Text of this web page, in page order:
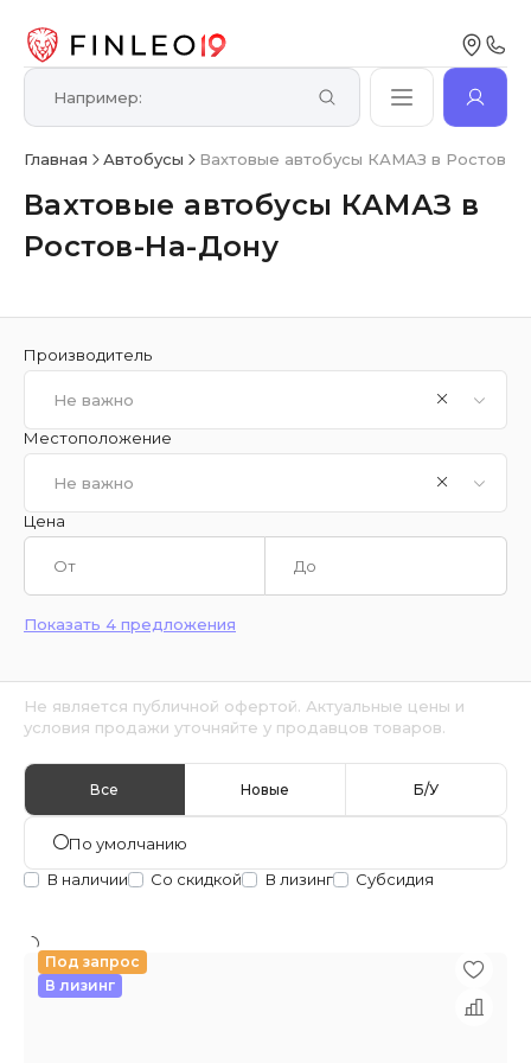
Главная Автобусы Вахтовые автобусы КАМАЗ в Ростов-
Вахтовые автобусы КАМАЗ в
Ростов-На-Дону
Производитель
Не важно
Местоположение
Не важно
Цена
Показать 4 предложения
Не является публичной офертой. Актуальные цены и
условия продажи уточняйте у продавцов товаров.
Все Новые Б/У
По умолчанию
В наличии
Со скидкой В лизинг Субсидия
Под запрос
В лизинг